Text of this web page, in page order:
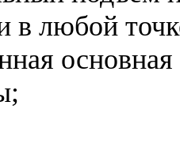
в любой